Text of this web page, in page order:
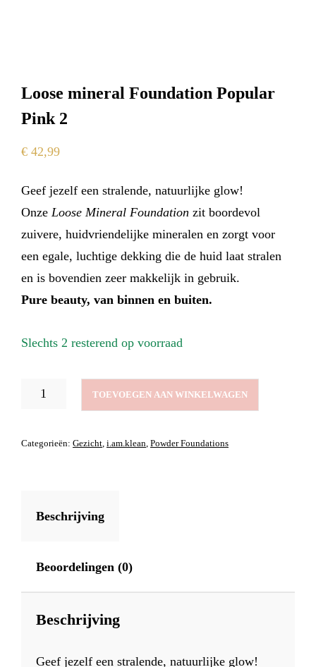
Loose mineral Foundation Popular
Pink 2
€ 42,99
Geef jezelf een stralende, natuurlijke glow!
Onze Loose Mineral Foundation zit boordevol
zuivere, huidvriendelijke mineralen en zorgt voor
een egale, luchtige dekking die de huid laat stralen
en is bovendien zeer makkelijk in gebruik.
Pure beauty, van binnen en buiten.
Slechts 2 resterend op voorraad
MINERAL
FOUNDATION
PINK
TOEVOEGEN AAN WINKELWAGEN
Categorieën: Gezicht i.am.klean Powder Foundations
Beschrijving
Beoordelingen (0)
Beschrijving
Geef jezelf een stralende, natuurlijke glow!